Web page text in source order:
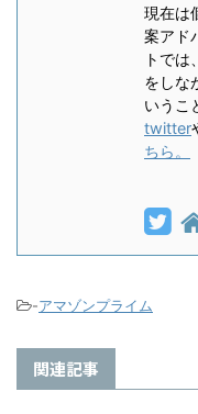
現在は
案アド
トで
をしな
いうこ
twitter
ちら。
-アマゾンプライム
関連記事